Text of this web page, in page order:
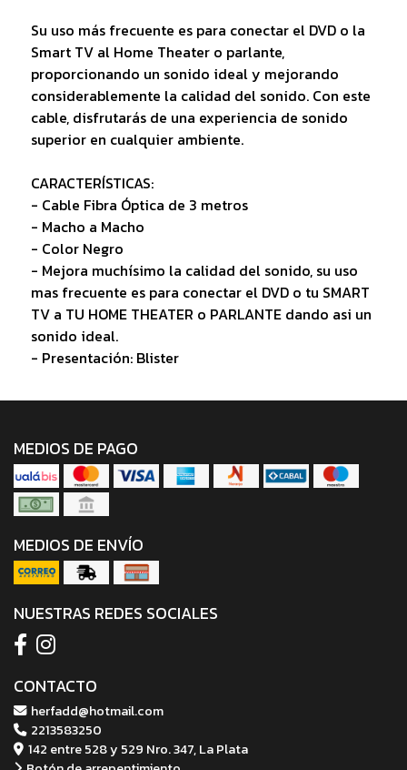
Su uso más frecuente es para conectar el DVD o la
Smart TV al Home Theater o parlante,
proporcionando un sonido ideal y mejorando
considerablemente la calidad del sonido. Con este
cable, disfrutarás de una experiencia de sonido
superior en cualquier ambiente.
CARACTERÍSTICAS:
- Cable Fibra Óptica de 3 metros
- Macho a Macho
- Color Negro
- Mejora muchísimo la calidad del sonido, su uso
mas frecuente es para conectar el DVD o tu SMART
TV a TU HOME THEATER o PARLANTE dando asi un
sonido ideal.
- Presentación: Blister
MEDIOS DE PAGO
MEDIOS DE ENVÍO
NUESTRAS REDES SOCIALES
CONTACTO
herfadd@hotmail.com
2213583250
142 entre 528 y 529 Nro. 347, La Plata